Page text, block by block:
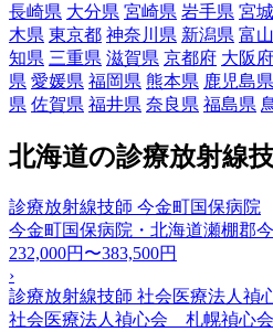
長崎県 大分県 宮崎県 岩手県 宮
木県 東京都 神奈川県 新潟県 富
知県 三重県 滋賀県 京都府 大阪府
県 愛媛県 福岡県 熊本県 鹿児島県
県 佐賀県 福井県 奈良県 福島県
北海道の診療放射線
診療放射線技師 今金町国保病院
今金町国保病院・北海道瀬棚郡
232,000円〜383,500円
›
診療放射線技師 社会医療法人
社会医療法人禎心会 札幌禎心